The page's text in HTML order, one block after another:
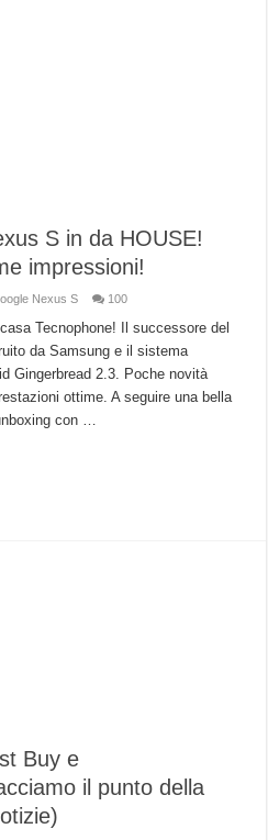
S in da HOUSE!
impressioni!
Nexus S 100
Tecnophone! Il successore del
da Samsung e il sistema
Gingerbread 2.3. Poche novità
ottime. A seguire una bella
con …
Buy e
il punto della